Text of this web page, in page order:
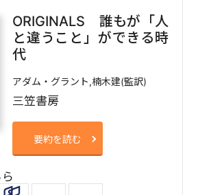
ORIGINALS 誰もが「人
と違うこと」ができる時
代
アダム・グラント,楠木建(監訳)
三笠書房
要約を読む